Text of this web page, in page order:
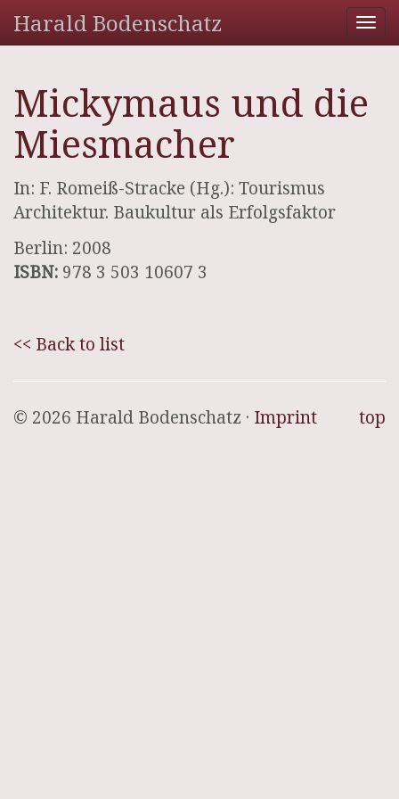
Harald Bodenschatz
Mickymaus und die
Miesmacher
In: F. Romeiß-Stracke (Hg.): Tourismus
Architektur. Baukultur als Erfolgsfaktor
Berlin: 2008
ISBN: 978 3 503 10607 3
<< Back to list
top
© 2026 Harald Bodenschatz · Imprint